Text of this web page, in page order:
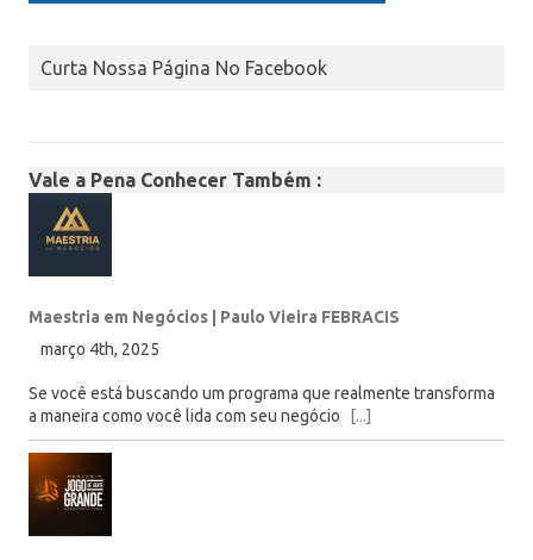
Curta Nossa Página No Facebook
Vale a Pena Conhecer Também :
Maestria em Negócios | Paulo Vieira FEBRACIS
março 4th, 2025
Se você está buscando um programa que realmente transforma
a maneira como você lida com seu negócio
[...]